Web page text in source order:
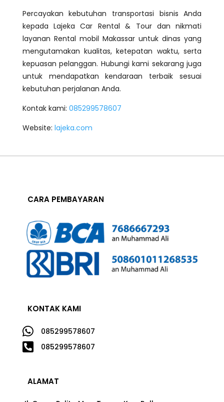
Percayakan kebutuhan transportasi bisnis Anda
kepada Lajeka Car Rental & Tour dan nikmati
layanan Rental mobil Makassar untuk dinas yang
mengutamakan kualitas, ketepatan waktu, serta
kepuasan pelanggan. Hubungi kami sekarang juga
untuk mendapatkan kendaraan terbaik sesuai
kebutuhan perjalanan Anda.
Kontak kami: 085299578607
Website: lajeka.com
CARA PEMBAYARAN
KONTAK KAMI
 085299578607
 085299578607
ALAMAT